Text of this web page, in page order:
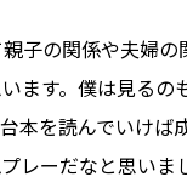
子の関係や夫婦
ます。僕は見る
本を読んでいけ
レーだなと思い